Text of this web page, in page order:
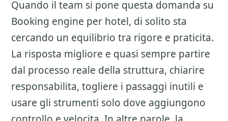
Quando il team si pone questa domanda su
Booking engine per hotel, di solito sta
cercando un equilibrio tra rigore e praticita.
La risposta migliore e quasi sempre partire
dal processo reale della struttura, chiarire
responsabilita, togliere i passaggi inutili e
usare gli strumenti solo dove aggiungono